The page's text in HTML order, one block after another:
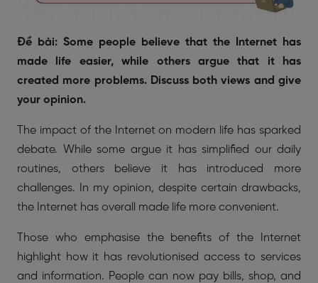
Đề bài: Some people believe that the Internet has
made life easier, while others argue that it has
created more problems. Discuss both views and give
your opinion.
The impact of the Internet on modern life has sparked
debate. While some argue it has simplified our daily
routines, others believe it has introduced more
challenges. In my opinion, despite certain drawbacks,
the Internet has overall made life more convenient.
Those who emphasise the benefits of the Internet
highlight how it has revolutionised access to services
and information. People can now pay bills, shop, and